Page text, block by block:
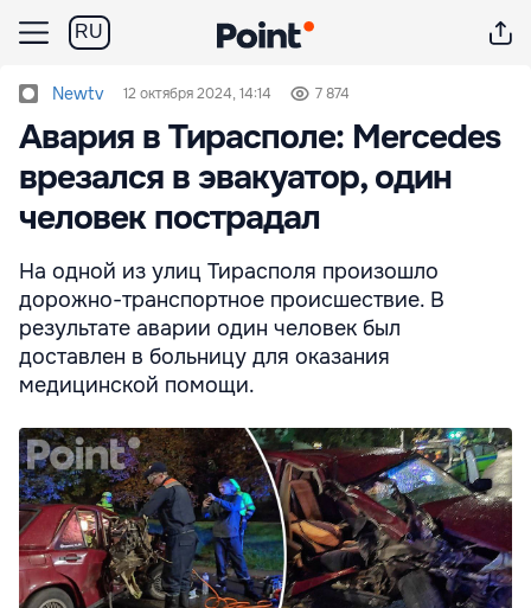
RU
Newtv 12 октября 2024, 14:14 7 874
Авария в Тирасполе: Mercedes
врезался в эвакуатор, один
человек пострадал
На одной из улиц Тирасполя произошло
дорожно-транспортное происшествие. В
результате аварии один человек был
доставлен в больницу для оказания
медицинской помощи.